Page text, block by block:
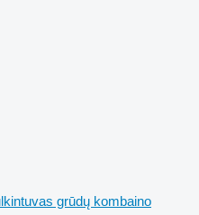
grūdų kombaino